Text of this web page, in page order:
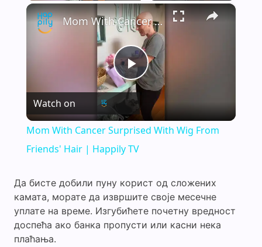
×
P
l
a
y
V
Mom With Cancer Surprised With Wig From Friends' Hair | Happily TV
Watch on
Mom With Cancer Surprised With Wig From
Friends' Hair | Happily TV
Да бисте добили пуну корист од сложених
камата, морате да извршите своје месечне
уплате на време. Изгубићете почетну вредност
доспећа ако банка пропусти или касни нека
плаћања.